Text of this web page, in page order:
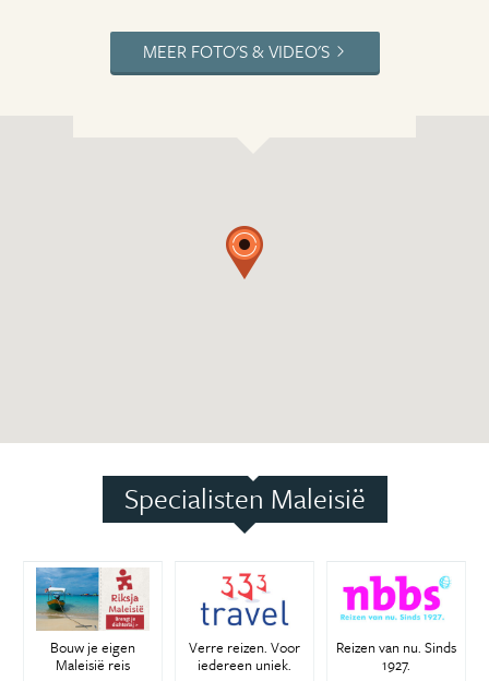
MEER FOTO'S & VIDEO'S
Specialisten Maleisië
Bouw je eigen
Maleisië reis
Verre reizen. Voor
iedereen uniek.
Reizen van nu. Sinds
1927.